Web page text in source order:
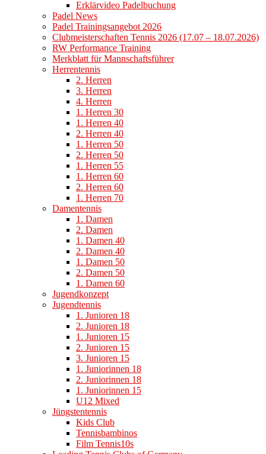
Erklärvideo Padelbuchung
Padel News
Padel Trainingsangebot 2026
Clubmeisterschaften Tennis 2026 (17.07 – 18.07.2026)
RW Performance Training
Merkblatt für Mannschaftsführer
Herrentennis
2. Herren
3. Herren
4. Herren
1. Herren 30
1. Herren 40
2. Herren 40
1. Herren 50
2. Herren 50
1. Herren 55
1. Herren 60
2. Herren 60
1. Herren 70
Damentennis
1. Damen
2. Damen
1. Damen 40
2. Damen 40
1. Damen 50
2. Damen 50
1. Damen 60
Jugendkonzept
Jugendtennis
1. Junioren 18
2. Junioren 18
1. Junioren 15
2. Junioren 15
3. Junioren 15
1. Juniorinnen 18
2. Juniorinnen 18
1. Juniorinnen 15
U12 Mixed
Jüngstentennis
Kids Club
Tennisbambinos
Film Tennis10s